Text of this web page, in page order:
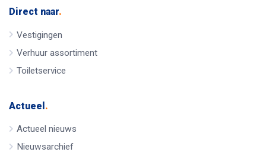
Direct naar.
Vestigingen
Verhuur assortiment
Toiletservice
Actueel .
Actueel nieuws
Nieuwsarchief